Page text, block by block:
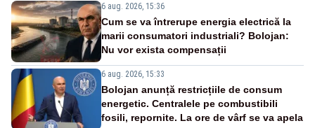
6 aug. 2026, 15:36
Cum se va întrerupe energia electrică la
marii consumatori industriali? Bolojan:
Nu vor exista compensații
6 aug. 2026, 15:33
Bolojan anunță restricțiile de consum
energetic. Centralele pe combustibili
fosili, repornite. La ore de vârf se va apela